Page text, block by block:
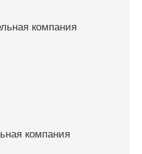
компания
компания